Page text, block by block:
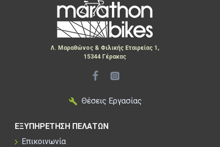
Λ. Μαραθώνος & Φιλικής Εταιρείας 1,
15344 Γέρακας
Θέσεις Εργασίας
ΕΞΥΠΗΡΕΤΗΣΗ ΠΕΛΑΤΩΝ
Επικοινωνία